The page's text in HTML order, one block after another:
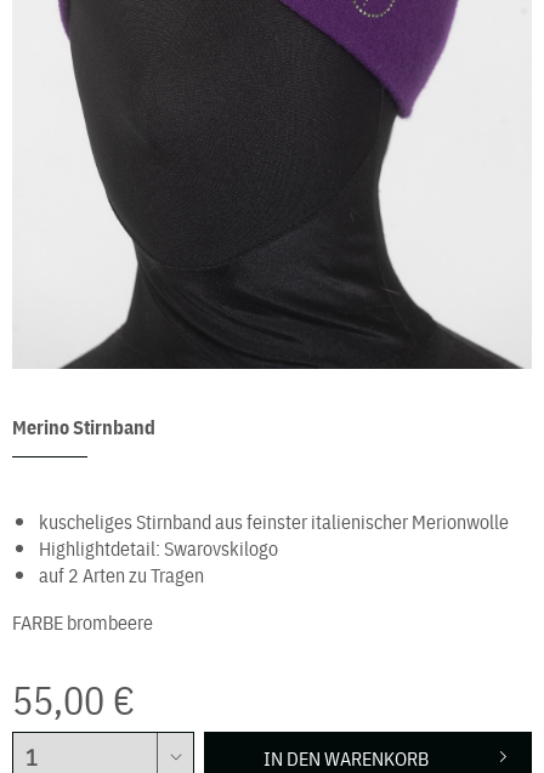
Merino Stirnband
kuscheliges Stirnband aus feinster italienischer Merionwolle
Highlightdetail: Swarovskilogo
auf 2 Arten zu Tragen
FARBEbrombeere
55,00 €
IN DENWARENKORB